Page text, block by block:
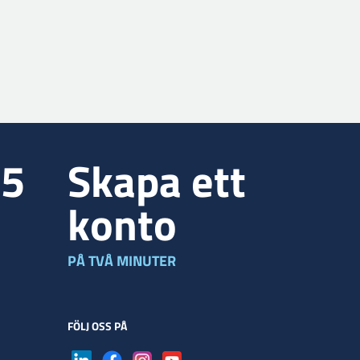
Skapa ett
konto
PÅ TVÅ MINUTER
FÖLJ OSS PÅ